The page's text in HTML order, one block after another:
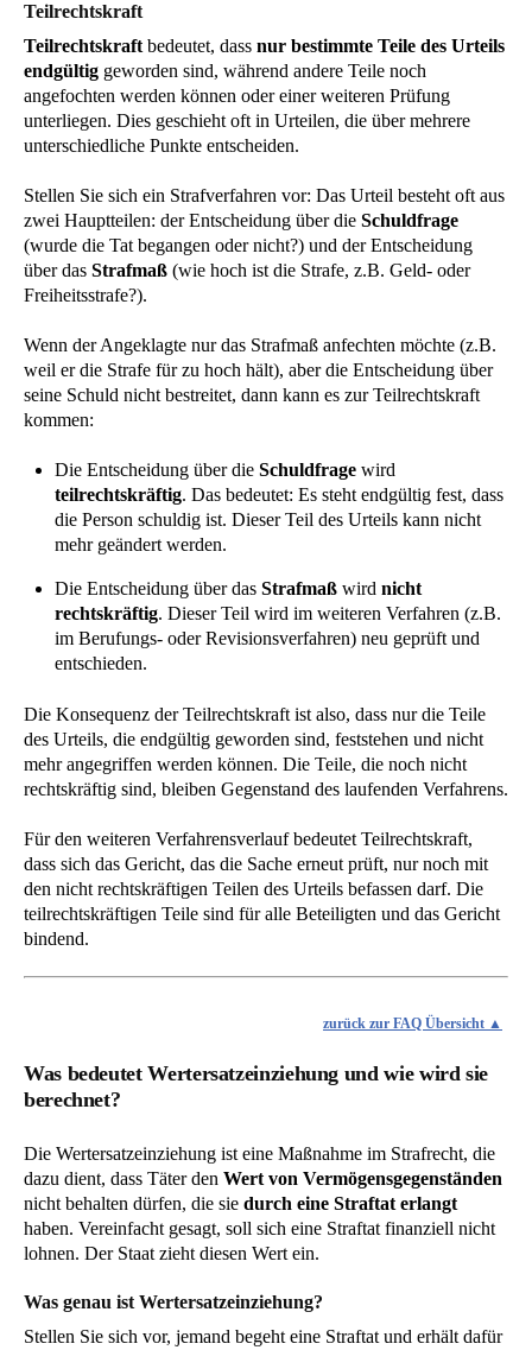
Teilrechtskraft
Teilrechtskraft bedeutet, dass nur bestimmte Teile des Urteils
endgültig geworden sind, während andere Teile noch
angefochten werden können oder einer weiteren Prüfung
unterliegen. Dies geschieht oft in Urteilen, die über mehrere
unterschiedliche Punkte entscheiden.
Stellen Sie sich ein Strafverfahren vor: Das Urteil besteht oft aus
zwei Hauptteilen: der Entscheidung über die Schuldfrage
(wurde die Tat begangen oder nicht?) und der Entscheidung
über das Strafmaß (wie hoch ist die Strafe, z.B. Geld- oder
Freiheitsstrafe?).
Wenn der Angeklagte nur das Strafmaß anfechten möchte (z.B.
weil er die Strafe für zu hoch hält), aber die Entscheidung über
seine Schuld nicht bestreitet, dann kann es zur Teilrechtskraft
kommen:
Die Entscheidung über die Schuldfragewird
teilrechtskräftig. Das bedeutet: Es steht endgültig fest, dass
die Person schuldig ist. Dieser Teil des Urteils kann nicht
mehr geändert werden.
Die Entscheidung über das Strafmaßwird nicht
rechtskräftig. Dieser Teil wird im weiteren Verfahren (z.B.
im Berufungs- oder Revisionsverfahren) neu geprüft und
entschieden.
Die Konsequenz der Teilrechtskraft ist also, dass nur die Teile
des Urteils, die endgültig geworden sind, feststehen und nicht
mehr angegriffen werden können. Die Teile, die noch nicht
rechtskräftig sind, bleiben Gegenstand des laufenden Verfahrens.
Für den weiteren Verfahrensverlauf bedeutet Teilrechtskraft,
dass sich das Gericht, das die Sache erneut prüft, nur noch mit
den nicht rechtskräftigen Teilen des Urteils befassen darf. Die
teilrechtskräftigen Teile sind für alle Beteiligten und das Gericht
bindend.
zurück zur FAQ Übersicht
Was bedeutet Wertersatzeinziehung und wie wird sie
berechnet?
Die Wertersatzeinziehung ist eine Maßnahme im Strafrecht, die
dazu dient, dass Täter den Wert von Vermögensgegenständen
nicht behalten dürfen, die sie durch eine Straftat erlangt
haben. Vereinfacht gesagt, soll sich eine Straftat finanziell nicht
lohnen. Der Staat zieht diesen Wert ein.
Was genau ist Wertersatzeinziehung?
Stellen Sie sich vor, jemand begeht eine Straftat und erhält dafür